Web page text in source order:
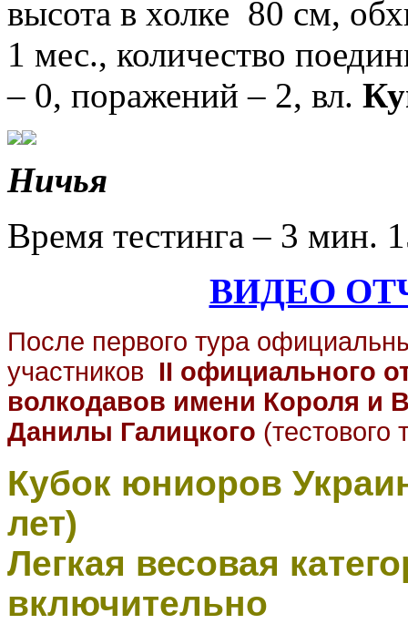
высота в холке 80 см,
1 мес., количество
– 0, поражений – 2, вл.
Ничья
Время тестинга – 3 мин.
ВИДЕО
После первого тура
участников II официального
волкодавов имени Короля и
Данилы Галицкого
Кубок юниоров
лет)
Легкая весовая
включительно